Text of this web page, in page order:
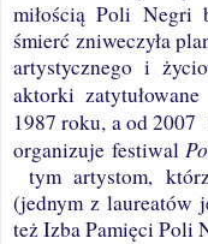
miłością Poli Negri
śmierć zniweczyła
artystycznego i
aktorki zatytułowane
1987 roku, a od 2007
organizuje festiwal
tym artystom,
(jednym z laureatów
też Izba Pamięci Poli